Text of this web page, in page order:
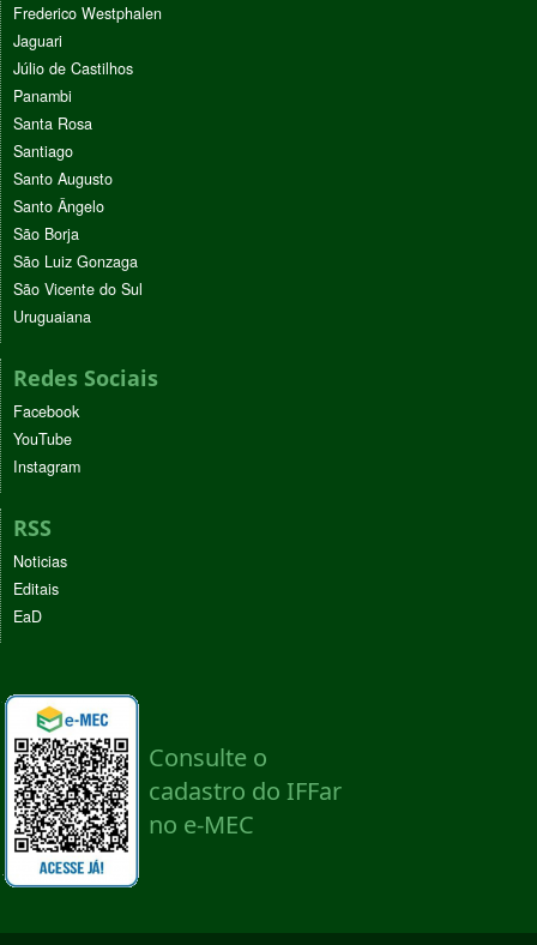
Frederico Westphalen
Jaguari
Júlio de Castilhos
Panambi
Santa Rosa
Santiago
Santo Augusto
Santo Ângelo
São Borja
São Luiz Gonzaga
São Vicente do Sul
Uruguaiana
Redes Sociais
Facebook
YouTube
Instagram
RSS
Noticias
Editais
EaD